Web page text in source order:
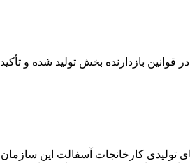
بازدارنده بخش تولید شده و